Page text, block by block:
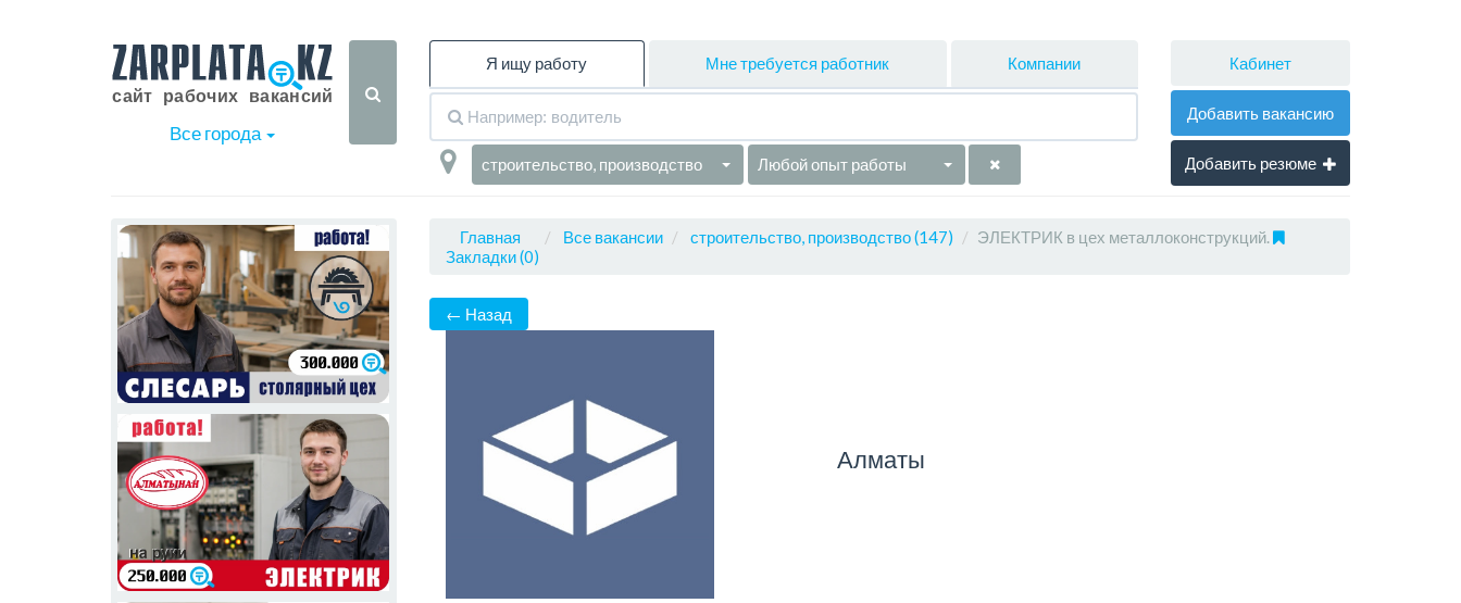
Все города
Я ищу работу Мне требуется работник Компании
строительство, производство Любой опыт работы
Кабинет
Добавить вакансию
Добавить резюме
Главная Все вакансии строительство, производство (147)
ЭЛЕКТРИК в цех металлоконструкций.
Закладки (0)
← Назад
Алматы